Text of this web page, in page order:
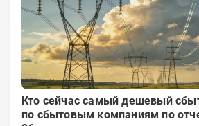
Кто сейчас самый дешевый
по сбытовым компаниям по